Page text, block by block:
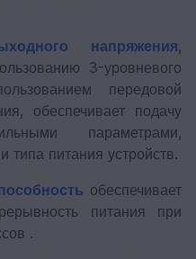
напряжения,
3-уровневого
передовой
обеспечивает подачу
параметрами,
типа питания устройств.
обеспечивает
питания при
.